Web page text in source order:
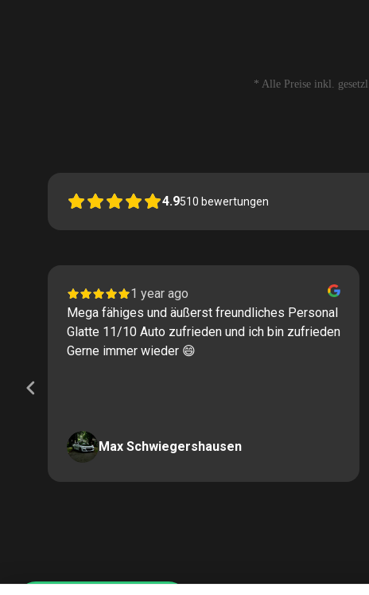
* Alle Preise inkl.
4.9510 bewertungen
1 year ago
Mega fähiges und äußerst freundliches Personal
Glatte 11/10 Auto zufrieden und ich bin zufrieden
Gerne immer wieder 😄
Max Schwiegershausen